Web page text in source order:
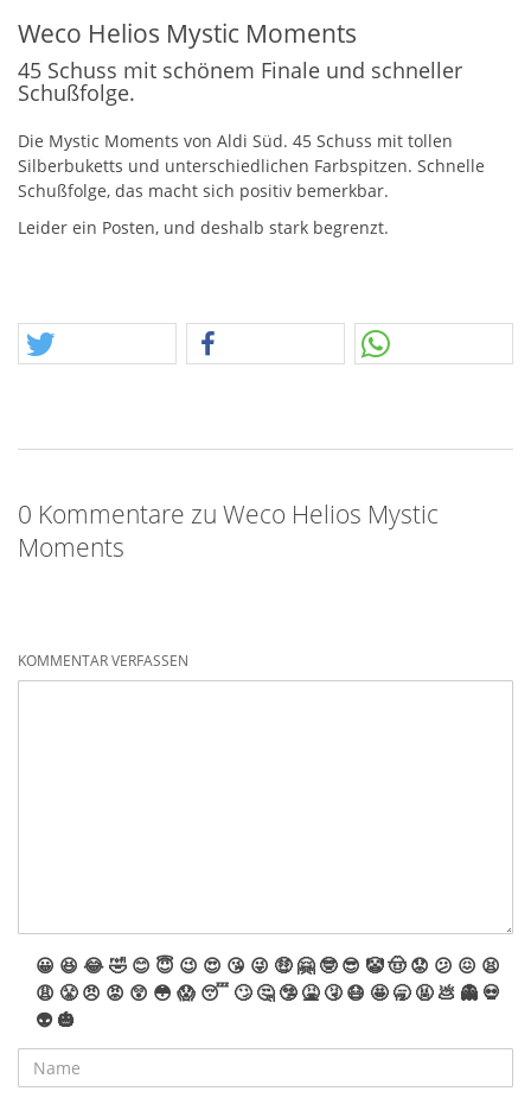
Weco Helios Mystic Moments
45 Schuss mit schönem Finale und schneller
Schußfolge.
Die Mystic Moments von Aldi Süd. 45 Schuss mit tollen
Silberbuketts und unterschiedlichen Farbspitzen. Schnelle
Schußfolge, das macht sich positiv bemerkbar.
Leider ein Posten, und deshalb stark begrenzt.
0 Kommentare zu Weco Helios Mystic
Moments
KOMMENTAR VERFASSEN
😀 😆 😂🤣 😊 😇 😉 😍 😘 😜 🤑 🤗 🤓 😎 🤡🤠 😟 😕 😖 😫
😩 😤 😠 😡 😲 😳 😱 😴 🙄 🤔 🤥 🤮 🤧 😷 🤩 🥱 🤬 💩 👻 💀
👽 🎃